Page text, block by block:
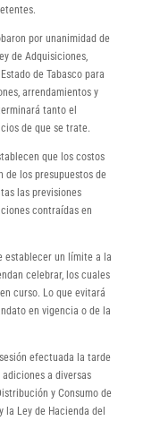
por unanimidad de
de Adquisiciones,
de Tabasco para
arrendamientos y
tanto el
de que se trate.
que los costos
de los presupuestos de
las previsiones
contraídas en
establecer un límite a la
celebrar, los cuales
curso. Lo que evitará
en vigencia o de la
efectuada la tarde
a diversas
y Consumo de
la Ley de Hacienda del